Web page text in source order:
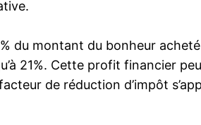
du montant du bonheur
21%. Cette profit financier
de réduction d’impôt